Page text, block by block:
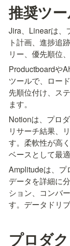
推奨ツ
Jira、Linearは、
ト計画、進捗追
リー、優先順位
Productboardや
ツールで、ロー
先順位付け、ス
ます。
Notionは、プロ
リサーチ結果、
す。柔軟性が高
ベースとして最適
Amplitudeは、プ
データを詳細に
ション、コンバ
す。データドリ
プロダ